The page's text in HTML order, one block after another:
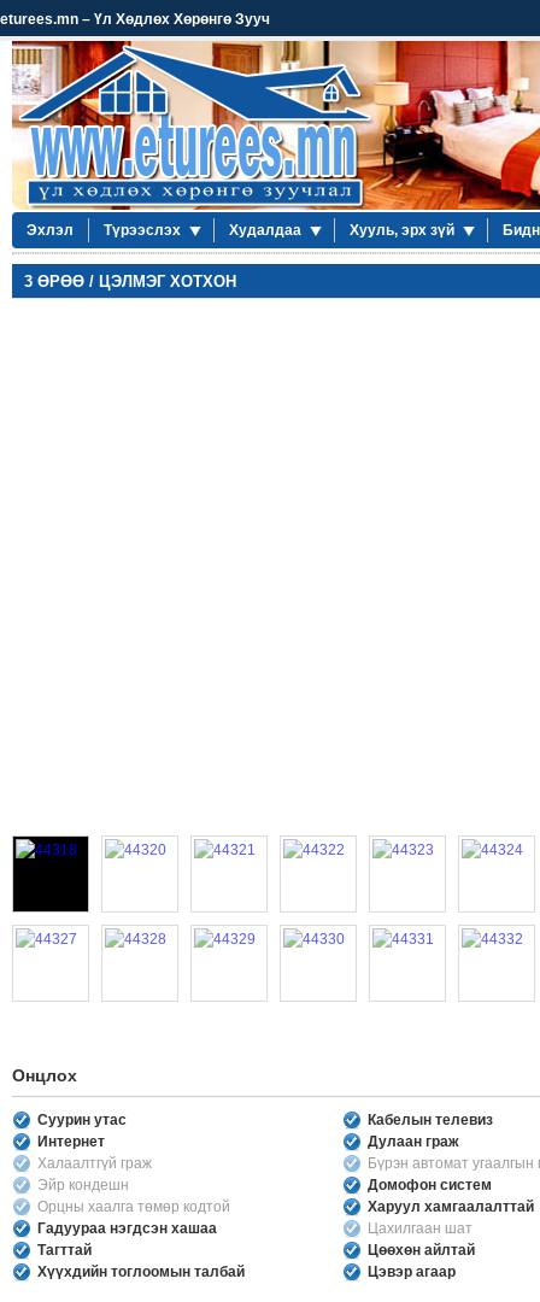
eturees.mn – Үл Хөдлөх Хөрөнгө Зууч
Эхлэл Түрээслэх Худалдаа Хууль, эрх зүй
3 ӨРӨӨ / ЦЭЛМЭГ ХОТХОН
Онцлох
Суурин утас
Кабелын телевиз
Интернет
Дулаан граж
Халаалтгүй граж
Бүрэн автомат
Эйр кондешн
Домофон систем
Орцны хаалга төмөр кодтой
Харуул хамгаалалттай
Гадуураа нэгдсэн хашаа
Цахилгаан шат
Тагттай
Цөөхөн айлтай
Хүүхдийн тоглоомын талбай
Цэвэр агаар